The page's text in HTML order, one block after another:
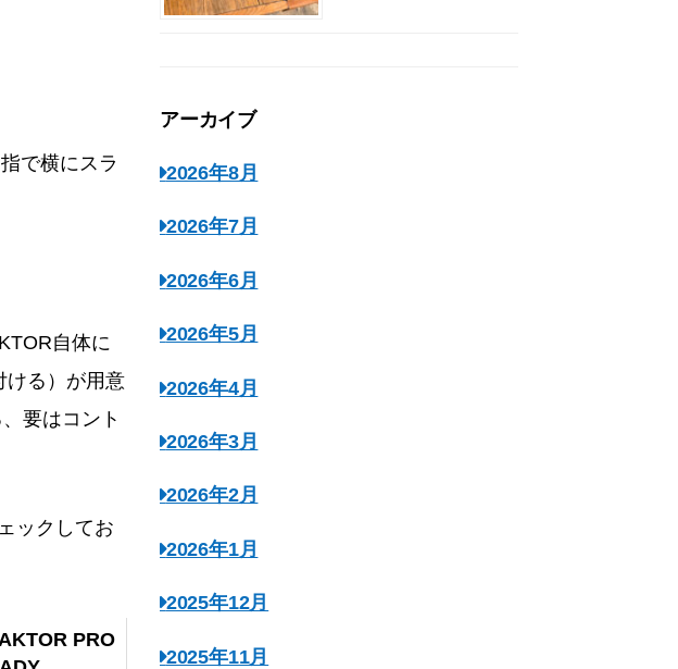
で横にスラ
自体に
ける）が用意
要はコント
ックしてお
PRO
アーカイブ
2026年8月
2026年7月
2026年6月
2026年5月
2026年4月
2026年3月
2026年2月
2026年1月
2025年12月
2025年11月